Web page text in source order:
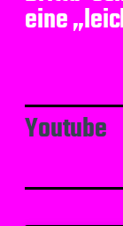
eine
Youtube